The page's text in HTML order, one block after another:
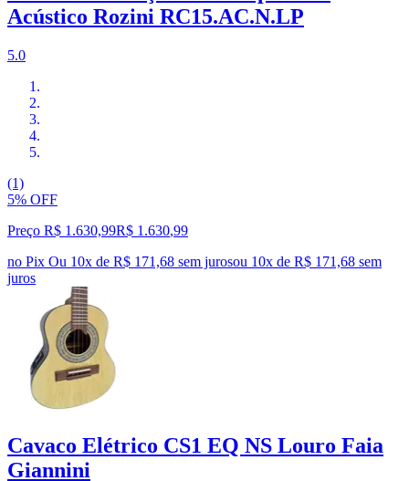
Acústico Rozini RC15.AC.N.LP
5.0
(1)
5% OFF
Preço R$ 1.630,99R$ 1.630,99
no Pix Ou 10x de R$ 171,68 sem jurosou 10x de R$ 171,68 sem
juros
Cavaco Elétrico CS1 EQ NS Louro Faia
Giannini